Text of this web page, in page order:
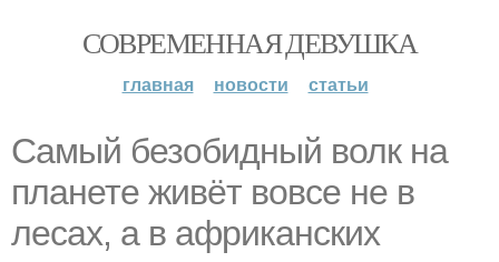
СОВРЕМЕННАЯ ДЕВУШКА
главная новости статьи
Самый безобидный волк на
планете живёт вовсе не в
лесах, а в африканских